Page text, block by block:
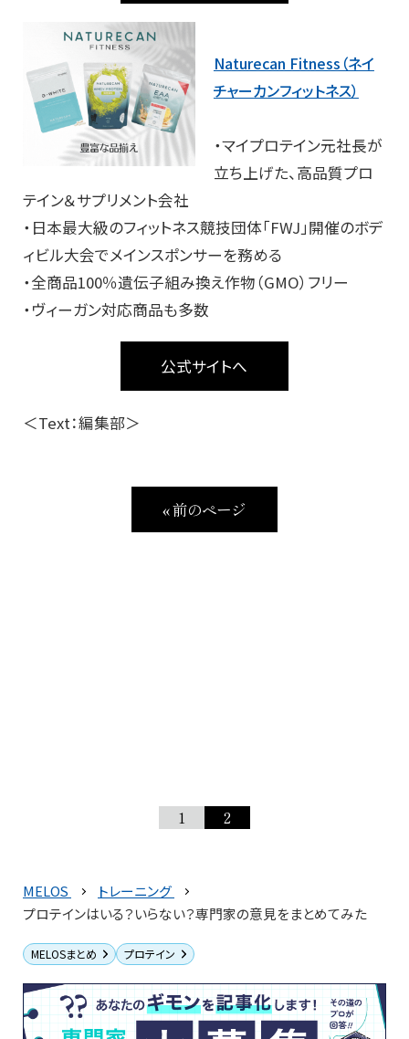
Naturecan Fitness（ネイ
チャーカンフィットネス）
・マイプロテイン元社長が
立ち上げた、高品質プロ
テイン＆サプリメント会社
・日本最大級のフィットネス競技団体「FWJ」開催のボデ
ィビル大会でメインスポンサーを務める
・全商品100％遺伝子組み換え作物（GMO）フリー
・ヴィーガン対応商品も多数
公式サイトへ
＜Text：編集部＞
« 前のページ
1 2
MELOS
トレーニング
プロテインはいる？いらない？専門家の意見をまとめてみた
MELOSまとめ プロテイン